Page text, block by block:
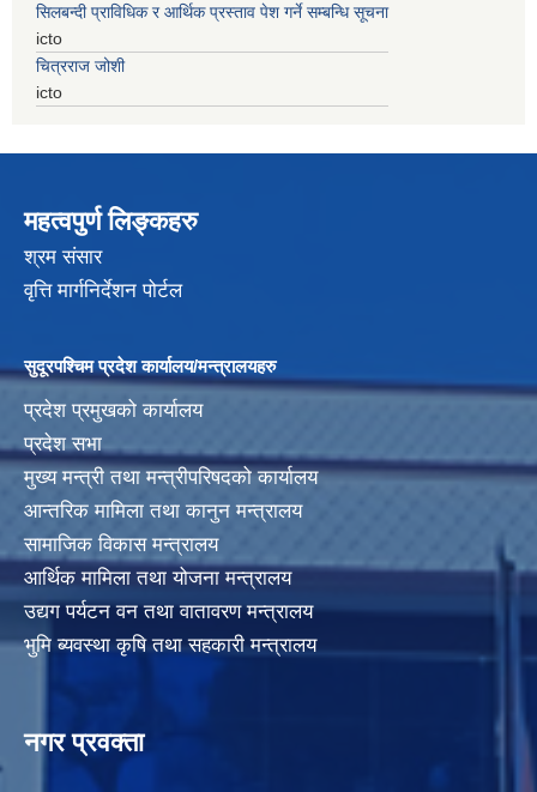
सिलबन्दी प्राविधिक र आर्थिक प्रस्ताव पेश गर्ने सम्बन्धि सूचना
icto
चित्रराज जोशी
icto
महत्वपुर्ण लिङ्कहरु
श्रम संसार
वृत्ति मार्गनिर्देशन पोर्टल
सुदूरपश्चिम प्रदेश कार्यालय/मन्त्रालयहरु
प्रदेश प्रमुखको कार्यालय
प्रदेश सभा
मुख्य मन्त्री तथा मन्त्रीपरिषदको कार्यालय
आन्तरिक मामिला तथा कानुन मन्त्रालय
सामाजिक विकास मन्त्रालय
आर्थिक मामिला तथा योजना मन्त्रालय
उद्यग पर्यटन वन तथा वातावरण मन्त्रालय
भुमि ब्यवस्था कृषि तथा सहकारी मन्त्रालय
नगर प्रवक्ता